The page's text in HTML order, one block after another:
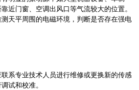
近门窗、空调出风口等气流较大的位置。
天平周围的电磁环境，判断是否存在强电
系专业技术人员进行维修或更换新的传感
试和校准。